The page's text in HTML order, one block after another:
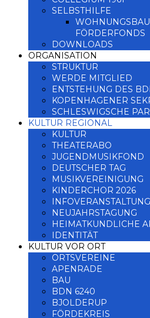
SELBSTHILFE
WOHNUNGSBAU
FÖRDERFONDS
DOWNLOADS
ORGANISATION
STRUKTUR
WERDE MITGLIED
ENTSTEHUNG DES
KOPENHAGENER
SCHLESWIGSCHE
KULTUR REGIONAL
KULTUR
THEATERABO
JUGENDMUSIKFOND
DEUTSCHER TAG
MUSIKVEREINIGUNG
KINDERCHOR 2026
INFOVERANSTALTUNG
NEUJAHRSTAGUNG
HEIMATKUNDLICHE
IDENTITÄT
KULTUR VOR ORT
ORTSVEREINE
APENRADE
BAU
BDN 6240
BJOLDERUP
FÖRDEKREIS